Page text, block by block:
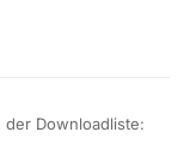
Downloadliste: